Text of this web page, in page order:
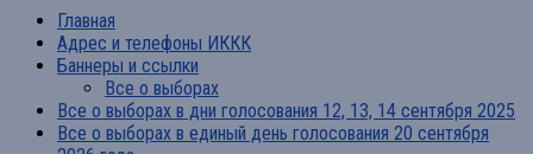
Главная
Адрес и телефоны ИККК
Баннеры и ссылки
Все о выборах
Все о выборах в дни голосования 12, 13, 14 сентября 2025
Все о выборах в единый день голосования 20 сентября